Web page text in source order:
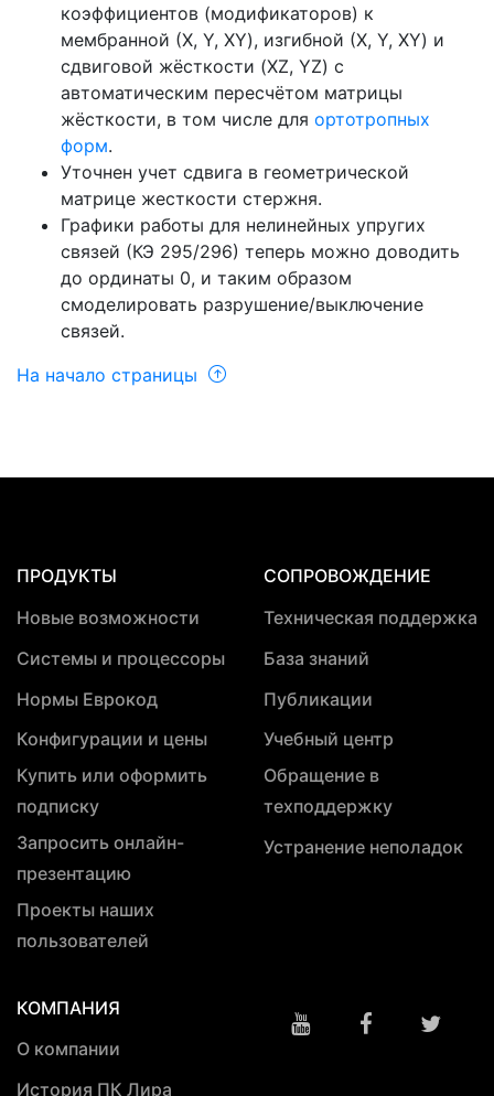
коэффициентов (модификаторов) к
мембранной (Х, Y, ХY), изгибной (Х, Y, ХY) и
сдвиговой жёсткости (XZ, YZ) с
автоматическим пересчётом матрицы
жёсткости, в том числе для ортотропных
форм.
Уточнен учет сдвига в геометрической
матрице жесткости стержня.
Графики работы для нелинейных упругих
связей (КЭ 295/296) теперь можно доводить
до ординаты 0, и таким образом
смоделировать разрушение/выключение
связей.
На начало страницы
ПРОДУКТЫ
Новые возможности
Системы и процессоры
Нормы Еврокод
Конфигурации и цены
Купить или оформить
подписку
Запросить онлайн-
презентацию
Проекты наших
пользователей
СОПРОВОЖДЕНИЕ
Техническая поддержка
База знаний
Публикации
Учебный центр
Обращение в
техподдержку
Устранение неполадок
КОМПАНИЯ
О компании
История ПК Лира